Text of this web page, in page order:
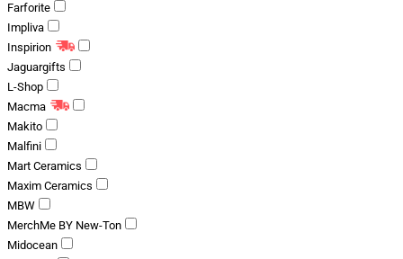
Farforite
Impliva
Inspirion
Jaguargifts
L-Shop
Macma
Makito
Malfini
Mart Ceramics
Maxim Ceramics
MBW
MerchMe BY New-Ton
Midocean